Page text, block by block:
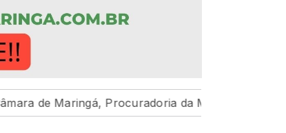
Procuradoria da Mulher reafirma